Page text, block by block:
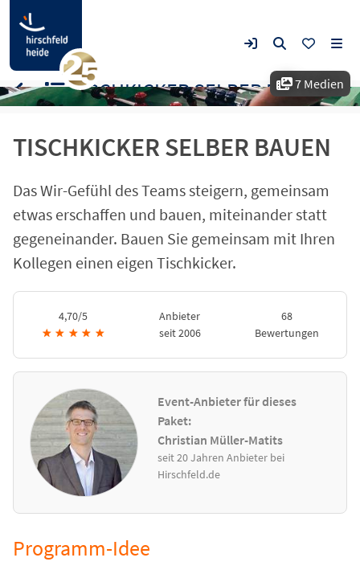
7 Medien
TISCHKICKER SELBER BAUEN
Das Wir-Gefühl des Teams steigern, gemeinsam
etwas erschaffen und bauen, miteinander statt
gegeneinander. Bauen Sie gemeinsam mit Ihren
Kollegen einen eigen Tischkicker.
4,70/5
★ ★ ★ ★ ★
Anbieter
seit 2006
68
Bewertungen
Event-Anbieter für dieses
Paket:
Christian Müller-Matits
seit 20 Jahren Anbieter bei
Hirschfeld.de
TISCHKICKER SELBER BAUEN
Programm-Idee